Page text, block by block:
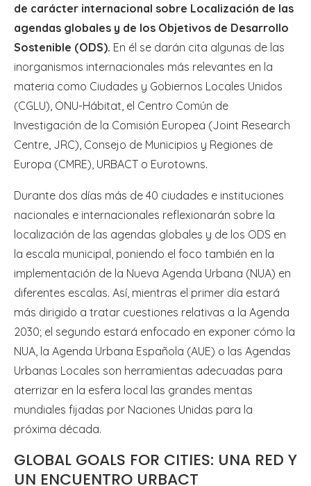
de carácter internacional sobre Localización de las
agendas globales y de los Objetivos de Desarrollo
Sostenible (ODS). En él se darán cita algunas de las
inorganismos internacionales más relevantes en la
materia como Ciudades y Gobiernos Locales Unidos
(CGLU), ONU-Hábitat, el Centro Común de
Investigación de la Comisión Europea (Joint Research
Centre, JRC), Consejo de Municipios y Regiones de
Europa (CMRE), URBACT o Eurotowns.
Durante dos días más de 40 ciudades e instituciones
nacionales e internacionales reflexionarán sobre la
localización de las agendas globales y de los ODS en
la escala municipal, poniendo el foco también en la
implementación de la Nueva Agenda Urbana (NUA) en
diferentes escalas. Así, mientras el primer día estará
más dirigido a tratar cuestiones relativas a la Agenda
2030; el segundo estará enfocado en exponer cómo la
NUA, la Agenda Urbana Española (AUE) o las Agendas
Urbanas Locales son herramientas adecuadas para
aterrizar en la esfera local las grandes mentas
mundiales fijadas por Naciones Unidas para la
próxima década.
GLOBAL GOALS FOR CITIES: UNA RED Y
UN ENCUENTRO URBACT